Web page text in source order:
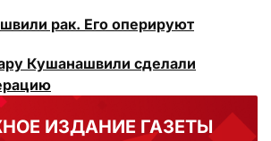
рак. Его оперируют
Кушанашвили сделали
ИЗДАНИЕ ГАЗЕТЫ